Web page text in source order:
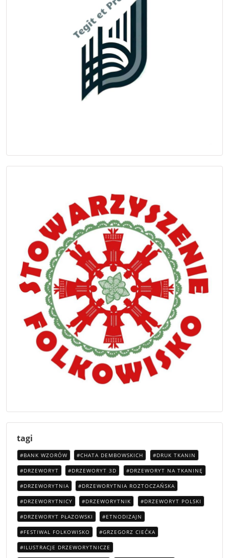
tagi
BANK WZORÓW CHATA DEMBOWSKICH DRUK TKANIN
DRZEWORYT DRZEWORYT 3D DRZEWORYT NA TKANINĘ
DRZEWORYTNIA DRZEWORYTNIA ROZTOCZAŃSKA
DRZEWORYTNICY DRZEWORYTNIK DRZEWORYT POLSKI
DRZEWORYT PŁAZOWSKI ETNODIZAJN
FESTIWAL FOLKOWISKO GRZEGORZ CIEĆKA
ILUSTRACJE DRZEWORYTNICZE